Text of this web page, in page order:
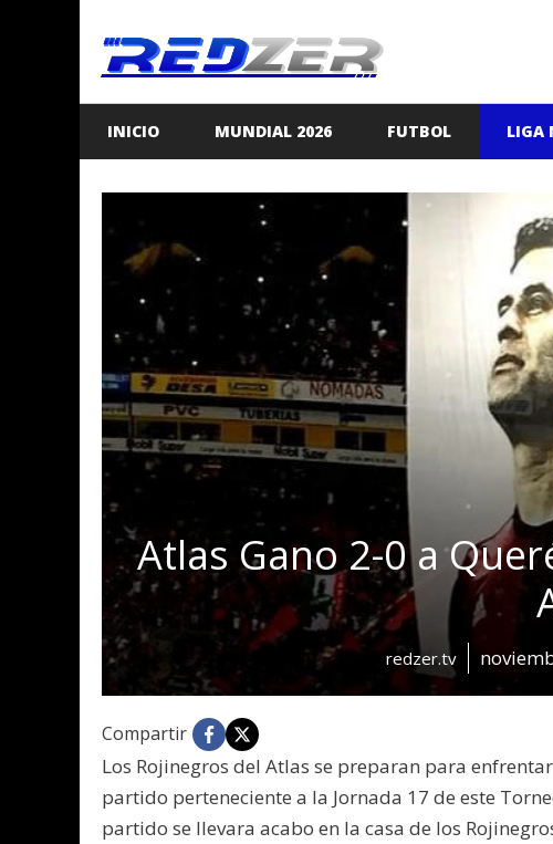
contenido
INICIO MUNDIAL 2026 FUTBOL LIGA
Atlas Gano 2-0 a
redzer.tv
Compartir
Los Rojinegros del Atlas se preparan para
partido perteneciente a la Jornada 17 de este
partido se llevara acabo en la casa de los